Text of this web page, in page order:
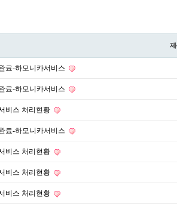
제
료-하모니카서비스
료-하모니카서비스
비스 처리현황
료-하모니카서비스
비스 처리현황
비스 처리현황
비스 처리현황